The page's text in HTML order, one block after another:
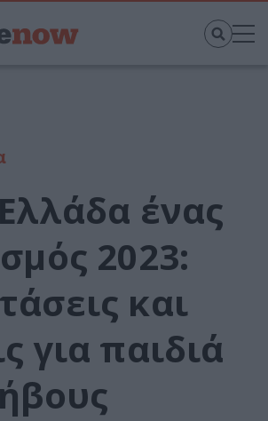
ένας
2023:
και
για παιδιά